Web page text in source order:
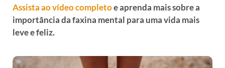
Assista ao vídeo completoe aprenda mais sobre a
importância da faxina mental para uma vida mais
leve e feliz.